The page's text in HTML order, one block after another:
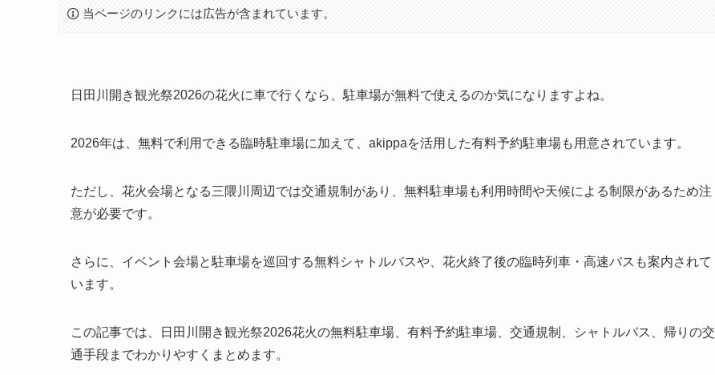
当ページのリンクには広告が含まれています。
日田川開き観光祭2026の花火に車で行くなら、駐車場が無料で使えるのか気になりますよね。
2026年は、無料で利用できる臨時駐車場に加えて、akippaを活用した有料予約駐車場も用意されています。
ただし、花火会場となる三隈川周辺では交通規制があり、無料駐車場も利用時間や天候による制限があるため注
意が必要です。
さらに、イベント会場と駐車場を巡回する無料シャトルバスや、花火終了後の臨時列車・高速バスも案内されて
います。
この記事では、日田川開き観光祭2026花火の無料駐車場、有料予約駐車場、交通規制、シャトルバス、帰りの交
通手段までわかりやすくまとめます。